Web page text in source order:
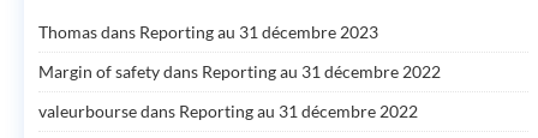
Thomasdans Reporting au 31 décembre 2023
Margin of safetydans Reporting au 31 décembre 2022
valeurboursedans Reporting au 31 décembre 2022